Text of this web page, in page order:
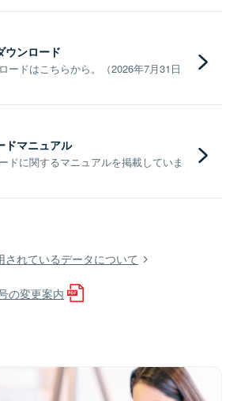
ウンロード
ードはこちらから。（2026年7月31日
ドマニュアル
ドに関するマニュアルを掲載していま
れているデータについて
の変更案内